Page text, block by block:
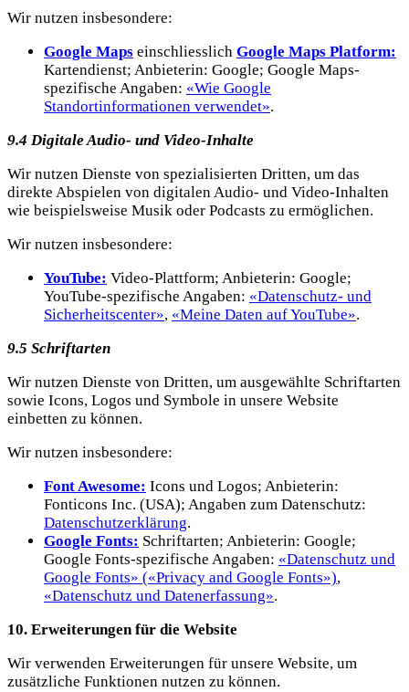
Wir nutzen insbesondere:
Google Maps einschliesslich Google Maps Platform:
Kartendienst; Anbieterin: Google; Google Maps-
spezifische Angaben: «Wie Google
Standortinformationen verwendet».
9.4 Digitale Audio- und Video-Inhalte
Wir nutzen Dienste von spezialisierten Dritten, um das
direkte Abspielen von digitalen Audio- und Video-Inhalten
wie beispielsweise Musik oder Podcasts zu ermöglichen.
Wir nutzen insbesondere:
YouTube: Video-Plattform; Anbieterin: Google;
YouTube-spezifische Angaben: «Datenschutz- und
Sicherheitscenter», «Meine Daten auf YouTube».
9.5 Schriftarten
Wir nutzen Dienste von Dritten, um ausgewählte Schriftarten
sowie Icons, Logos und Symbole in unsere Website
einbetten zu können.
Wir nutzen insbesondere:
Font Awesome: Icons und Logos; Anbieterin:
Fonticons Inc. (USA); Angaben zum Datenschutz:
Datenschutzerklärung.
Google Fonts: Schriftarten; Anbieterin: Google;
Google Fonts-spezifische Angaben: «Datenschutz und
Google Fonts» («Privacy and Google Fonts»),
«Datenschutz und Datenerfassung».
10. Erweiterungen für die Website
Wir verwenden Erweiterungen für unsere Website, um
zusätzliche Funktionen nutzen zu können.